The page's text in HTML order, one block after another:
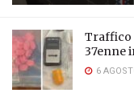
Traffico
37enne
6